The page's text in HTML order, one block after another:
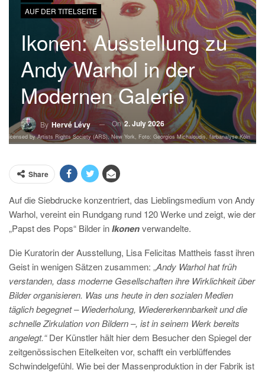
AUF DER TITELSEITE
Ikonen: Ausstellung zu
Andy Warhol in der
Modernen Galerie
By Hervé Lévy On2. July 2026
by Artists Rights Society (ARS), New York, Foto: Georgios Michaloudis, farbanalyse Köln
Share
Auf die Siebdrucke konzentriert, das Lieblingsmedium von Andy
Warhol, vereint ein Rundgang rund 120 Werke und zeigt, wie der
„Papst des Pops“ Bilder inIkonenverwandelte.
Die Kuratorin der Ausstellung, Lisa Felicitas Mattheis fasst ihren
Geist in wenigen Sätzen zusammen: „Andy Warhol hat früh
verstanden, dass moderne Gesellschaften ihre Wirklichkeit über
Bilder organisieren. Was uns heute in den sozialen Medien
täglich begegnet – Wiederholung, Wiedererkennbarkeit und die
schnelle Zirkulation von Bildern –, ist in seinem Werk bereits
angelegt.“Der Künstler hält hier dem Besucher den Spiegel der
zeitgenössischen Eitelkeiten vor, schafft ein verblüffendes
Schwindelgefühl. Wie bei der Massenproduktion in der Fabrik ist